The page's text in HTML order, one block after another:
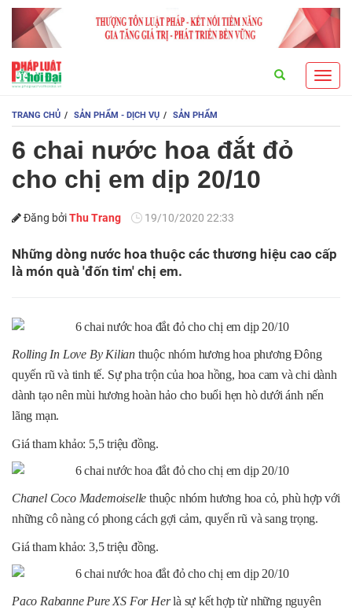
TRANG CHỦ SẢN PHẨM - DỊCH VỤ SẢN PHẨM
6 chai nước hoa đắt đỏ
cho chị em dịp 20/10
Đăng bởiThu Trang 19/10/2020 22:33
Những dòng nước hoa thuộc các thương hiệu cao cấp
là món quà 'đốn tim' chị em.
Rolling In Love By Kilian thuộc nhóm hương hoa phương Đông
quyến rũ và tinh tế. Sự pha trộn của hoa hồng, hoa cam và chi dành
dành tạo nên mùi hương hoàn hảo cho buổi hẹn hò dưới ánh nến
lãng mạn.
Giá tham khảo: 5,5 triệu đồng.
Chanel Coco Mademoiselle thuộc nhóm hương hoa cỏ, phù hợp với
những cô nàng có phong cách gợi cảm, quyến rũ và sang trọng.
Giá tham khảo: 3,5 triệu đồng.
Paco Rabanne Pure XS For Herlà sự kết hợp từ những nguyên